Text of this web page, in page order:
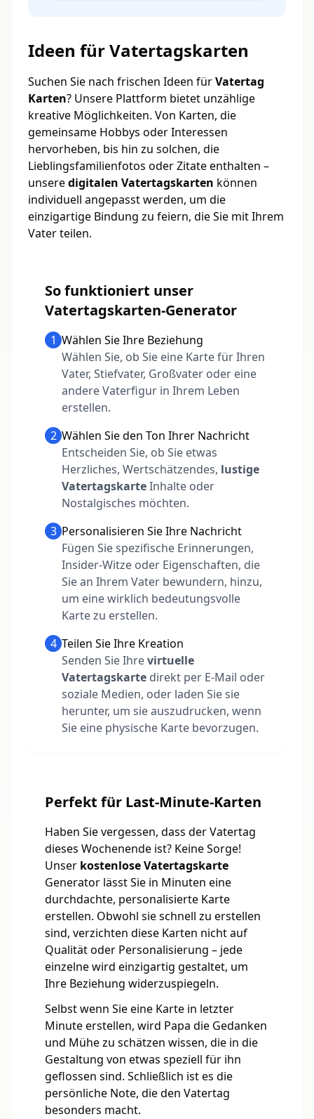
Ideen für Vatertagskarten
Suchen Sie nach frischen Ideen fürVatertag
Karten? Unsere Plattform bietet unzählige
kreative Möglichkeiten. Von Karten, die
gemeinsame Hobbys oder Interessen
hervorheben, bis hin zu solchen, die
Lieblingsfamilienfotos oder Zitate enthalten –
unseredigitalen Vatertagskarten können
individuell angepasst werden, um die
einzigartige Bindung zu feiern, die Sie mit Ihrem
Vater teilen.
So funktioniert unser
Vatertagskarten-Generator
1 Wählen Sie Ihre Beziehung
Wählen Sie, ob Sie eine Karte für Ihren
Vater, Stiefvater, Großvater oder eine
andere Vaterfigur in Ihrem Leben
erstellen.
2 Wählen Sie den Ton Ihrer Nachricht
Entscheiden Sie, ob Sie etwas
Herzliches, Wertschätzendes, lustige
VatertagskarteInhalte oder
Nostalgisches möchten.
3 Personalisieren Sie Ihre Nachricht
Fügen Sie spezifische Erinnerungen,
Insider-Witze oder Eigenschaften, die
Sie an Ihrem Vater bewundern, hinzu,
um eine wirklich bedeutungsvolle
Karte zu erstellen.
4 Teilen Sie Ihre Kreation
Senden Sie Ihrevirtuelle
Vatertagskarte direkt per E-Mail oder
soziale Medien, oder laden Sie sie
herunter, um sie auszudrucken, wenn
Sie eine physische Karte bevorzugen.
Perfekt für Last-Minute-Karten
Haben Sie vergessen, dass der Vatertag
dieses Wochenende ist? Keine Sorge!
Unser kostenlose Vatertagskarte
Generator lässt Sie in Minuten eine
durchdachte, personalisierte Karte
erstellen. Obwohl sie schnell zu erstellen
sind, verzichten diese Karten nicht auf
Qualität oder Personalisierung – jede
einzelne wird einzigartig gestaltet, um
Ihre Beziehung widerzuspiegeln.
Selbst wenn Sie eine Karte in letzter
Minute erstellen, wird Papa die Gedanken
und Mühe zu schätzen wissen, die in die
Gestaltung von etwas speziell für ihn
geflossen sind. Schließlich ist es die
persönliche Note, die den Vatertag
besonders macht.